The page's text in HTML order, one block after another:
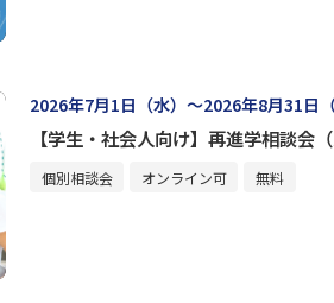
2026年7月1日（水）～2026年8月31日（
【学生・社会人向け】再進学相談
個別相談会 オンライン可 無料